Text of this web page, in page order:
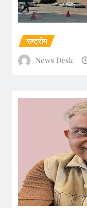
राष्ट्रीय
News Desk